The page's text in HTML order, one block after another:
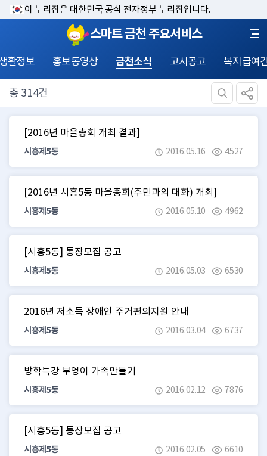
이 누리집은 대한민국 공식 전자정부 누리집입니다.
스마트 금천 주요서비스
활정보 홍보동영상 금천소식 고시공고 복지급여
총 314건
[2016년 마을총회 개최 결과]
시흥제5동 2016.05.16 4527
[2016년 시흥5동 마을총회(주민과의 대화) 개최]
시흥제5동 2016.05.10 4962
[시흥5동] 통장모집 공고
시흥제5동 2016.05.03 6530
2016년 저소득 장애인 주거편의지원 안내
시흥제5동 2016.03.04 6737
방학특강 부엉이 가족만들기
시흥제5동 2016.02.12 7876
[시흥5동] 통장모집 공고
시흥제5동 2016.02.05 6610